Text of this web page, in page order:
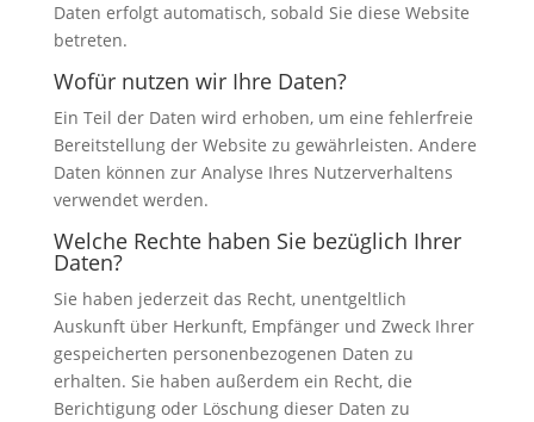
Daten erfolgt automatisch, sobald Sie diese Website
betreten.
Wofür nutzen wir Ihre Daten?
Ein Teil der Daten wird erhoben, um eine fehlerfreie
Bereitstellung der Website zu gewährleisten. Andere
Daten können zur Analyse Ihres Nutzerverhaltens
verwendet werden.
Welche Rechte haben Sie bezüglich Ihrer
Daten?
Sie haben jederzeit das Recht, unentgeltlich
Auskunft über Herkunft, Empfänger und Zweck Ihrer
gespeicherten personenbezogenen Daten zu
erhalten. Sie haben außerdem ein Recht, die
Berichtigung oder Löschung dieser Daten zu